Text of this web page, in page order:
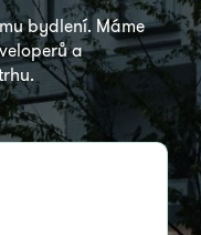
bydlení. Máme
a